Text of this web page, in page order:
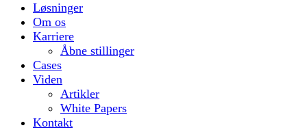
Løsninger
Om os
Karriere
Åbne stillinger
Cases
Viden
Artikler
White Papers
Kontakt